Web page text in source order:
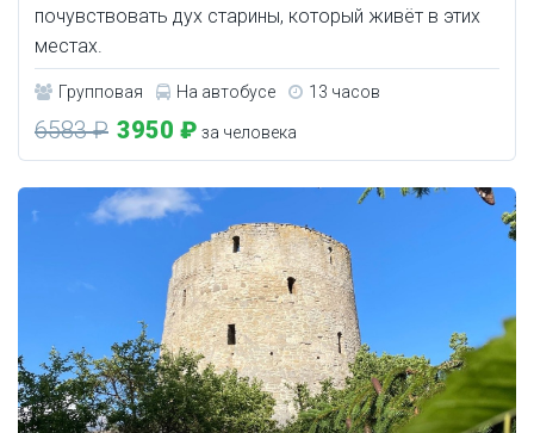
почувствовать дух старины, который живёт в этих
местах.
Групповая На автобусе 13 часов
6583 ₽ 3950 ₽ за человека